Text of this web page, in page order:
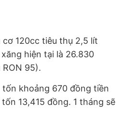
120cc tiêu thụ 2,5 lít
hiện tại là 26.830
95).
tốn khoảng 670 đồng tiền
13,415 đồng. 1 tháng sẽ